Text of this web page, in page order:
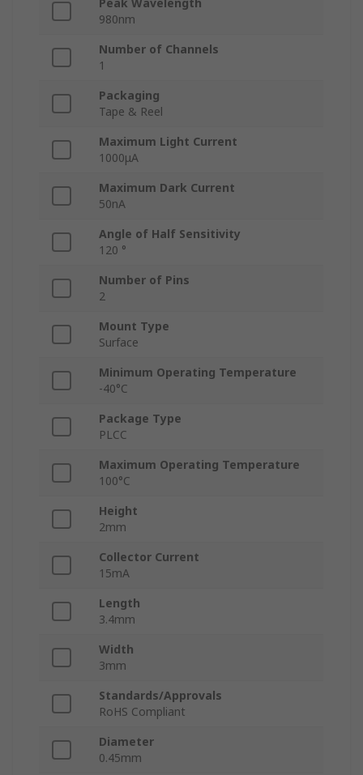
Peak Wavelength
980nm
Number of Channels
1
Packaging
Tape & Reel
Maximum Light Current
1000μA
Maximum Dark Current
50nA
Angle of Half Sensitivity
120 °
Number of Pins
2
Mount Type
Surface
Minimum Operating Temperature
-40°C
Package Type
PLCC
Maximum Operating Temperature
100°C
Height
2mm
Collector Current
15mA
Length
3.4mm
Width
3mm
Standards/Approvals
RoHS Compliant
Diameter
0.45mm